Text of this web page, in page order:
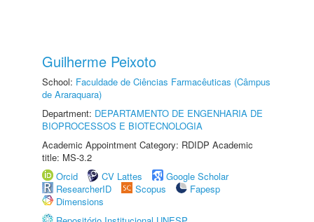
Guilherme Peixoto
School: Faculdade de Ciências Farmacêuticas (Câmpus
de Araraquara)
Department: DEPARTAMENTO DE ENGENHARIA DE
BIOPROCESSOS E BIOTECNOLOGIA
Academic Appointment Category: RDIDP Academic
title: MS-3.2
Orcid
CV Lattes
Google Scholar
ResearcherID
Scopus
Fapesp
Dimensions